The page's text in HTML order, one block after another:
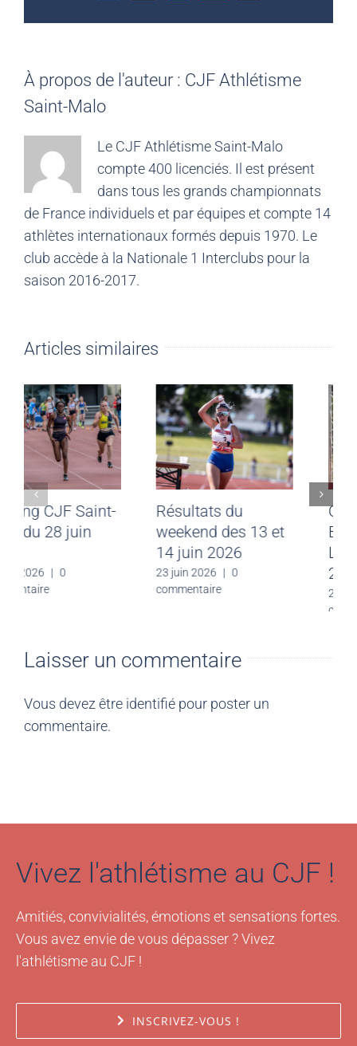
À propos de l'auteur : CJF Athlétisme
Saint-Malo
Le CJF Athlétisme Saint-Malo
compte 400 licenciés. Il est présent
dans tous les grands championnats
de France individuels et par équipes et compte 14
athlètes internationaux formés depuis 1970. Le
club accède à la Nationale 1 Interclubs pour la
saison 2016-2017.
Articles similaires
Meeting CJF Saint-
Malo du 28 juin
30 juin 2026
commentaire
Résultats du
weekend des 13 et
14 juin 2026
23 juin 2026
commentaire
Laisser un commentaire
Vous devez être identifié pour poster un
commentaire.
Vivez l'athlétisme au CJF !
Amitiés, convivialités, émotions et sensations fortes.
Vous avez envie de vous dépasser ? Vivez
l'athlétisme au CJF !
INSCRIVEZ-VOUS !